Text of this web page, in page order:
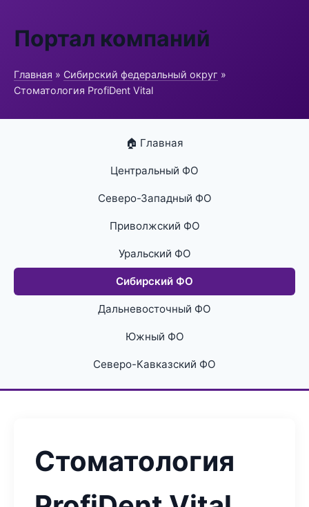
Портал компаний
Главная » Сибирский федеральный округ »
Стоматология ProfiDent Vital
🏠 Главная
Центральный ФО
Северо-Западный ФО
Приволжский ФО
Уральский ФО
Сибирский ФО
Дальневосточный ФО
Южный ФО
Северо-Кавказский ФО
Стоматология